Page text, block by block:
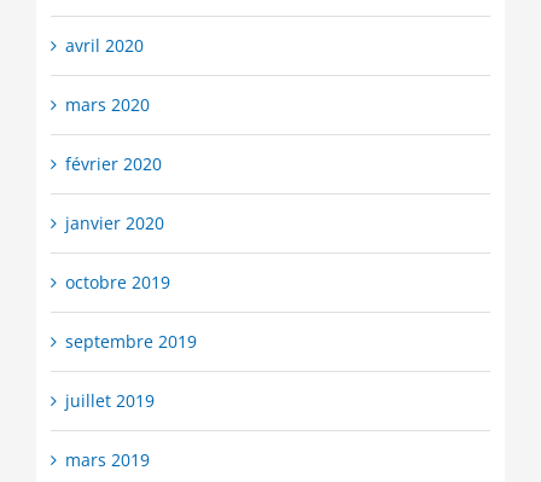
avril 2020
mars 2020
février 2020
janvier 2020
octobre 2019
septembre 2019
juillet 2019
mars 2019